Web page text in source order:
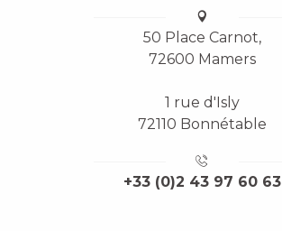
50 Place Carnot,
72600 Mamers
1 rue d'Isly
72110 Bonnétable
+33 (0)2 43 97 60 63